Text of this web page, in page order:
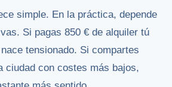
simple. En la práctica, depende
Si pagas 850 € de alquiler tú
tensionado. Si compartes
ciudad con costes más bajos,